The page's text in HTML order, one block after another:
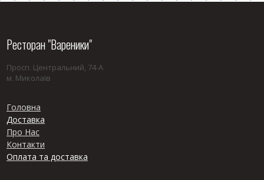
Ресторан "Вареники"
Просп. Центральний, 74-А
м. Миколаїв
Головна
Доставка
Про Нас
Контакти
Оплата та доставка